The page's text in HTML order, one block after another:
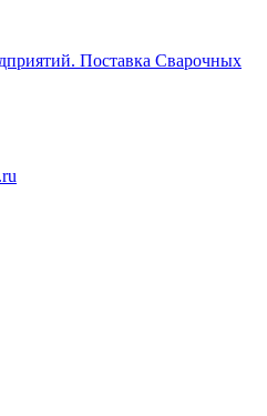
Поставка Сварочных